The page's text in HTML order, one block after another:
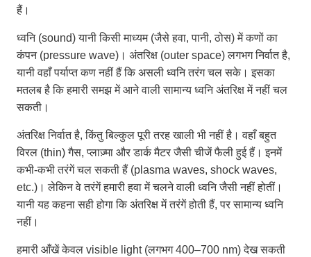
हैं।
ध्वनि (sound) यानी किसी माध्यम (जैसे हवा, पानी, ठोस) में कणों का
कंपन (pressure wave)। अंतरिक्ष (outer space) लगभग निर्वात है,
यानी वहाँ पर्याप्त कण नहीं हैं कि असली ध्वनि तरंग चल सके। इसका
मतलब है कि हमारी समझ में आने वाली सामान्य ध्वनि अंतरिक्ष में नहीं चल
सकती।
अंतरिक्ष निर्वात है, किंतु बिल्कुल पूरी तरह खाली भी नहीं है। वहाँ बहुत
विरल (thin) गैस, प्लाज़्मा और डार्क मैटर जैसी चीजें फैली हुई हैं। इनमें
कभी-कभी तरंगें चल सकती हैं (plasma waves, shock waves,
etc.)। लेकिन वे तरंगें हमारी हवा में चलने वाली ध्वनि जैसी नहीं होतीं।
यानी यह कहना सही होगा कि अंतरिक्ष में तरंगें होती हैं, पर सामान्य ध्वनि
नहीं।
हमारी आँखें केवल visible light (लगभग 400–700 nm) देख सकती